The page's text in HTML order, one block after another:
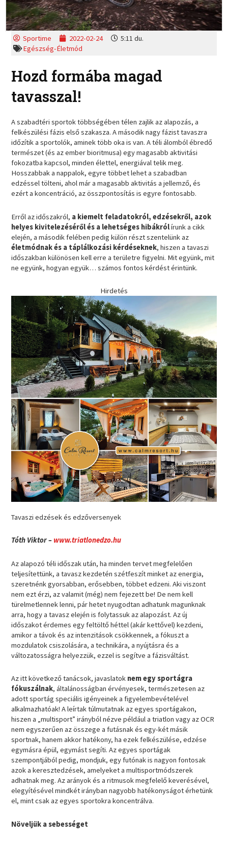
Sportime 2022-02-24
5:11 du.
Egészség-Életmód
Hozd formába magad
tavasszal!
A szabadtéri sportok többségében télen zajlik az alapozás, a
felkészülési fázis első szakasza. A második nagy fázist tavaszra
időzítik a sportolók, aminek több oka is van. A téli álomból ébredő
természet (és az ember bioritmusa) egy magasabb aktivitási
fokozatba kapcsol, minden élettel, energiával telik meg.
Hosszabbak a nappalok, egyre többet lehet a szabadban
edzéssel tölteni, ahol már a magasabb aktivitás a jellemző, és
ezért a koncentráció, az összpontosítás is egyre fontosabb.
Erről az időszakról, a kiemelt feladatokról, edzésekről, azok
helyes kivitelezéséről és a lehetséges hibákrólírunk a cikk
elején, a második felében pedig külön részt szentelünk az
életmódnak és a táplálkozási kérdéseknek, hiszen a tavaszi
időszakban különösen kell erre a területre figyelni. Mit együnk, mit
ne együnk, hogyan együk… számos fontos kérdést érintünk.
Hirdetés
Tavaszi edzések és edzőversenyek
Tóth Viktor – www.triatlonedzo.hu
Az alapozó téli időszak után, ha minden tervet megfelelően
teljesítettünk, a tavasz kezdetén szétfeszít minket az energia,
szeretnénk gyorsabban, erősebben, többet edzeni. Aki viszont
nem ezt érzi, az valamit (még) nem fejezett be! De nem kell
türelmetlennek lenni, pár hetet nyugodtan adhatunk magunknak
arra, hogy a tavasz elején is folytassuk az alapozást. Az új
időszakot érdemes egy feltöltő héttel (akár kettővel) kezdeni,
amikor a távok és az intenzitások csökkennek, a fókuszt a
mozdulatok csiszolására, a technikára, a nyújtásra és a
változatosságra helyezzük, ezzel is segítve a fázisváltást.
Az itt következő tanácsok, javaslatok nem egy sportágra
fókuszálnak, általánosságban érvényesek, természetesen az
adott sportág speciális igényeinek a figyelembevételével
alkalmazhatóak! A leírtak túlmutatnak az egyes sportágakon,
hiszen a „multisport” irányból nézve például a triatlon vagy az OCR
nem egyszerűen az összege a futásnak és egy-két másik
sportnak, hanem akkor hatékony, ha ezek felkészülése, edzése
egymásra épül, egymást segíti. Az egyes sportágak
szempontjából pedig, mondjuk, egy futónak is nagyon fontosak
azok a keresztedzések, amelyeket a multisportmódszerek
adhatnak meg. Az arányok és a ritmusok megfelelő keverésével,
elegyítésével mindkét irányban nagyobb hatékonyságot érhetünk
el, mint csak az egyes sportokra koncentrálva.
Növeljük a sebességet